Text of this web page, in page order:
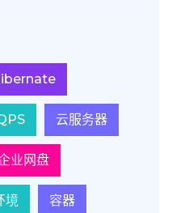
云服务器
业网盘
境 容器